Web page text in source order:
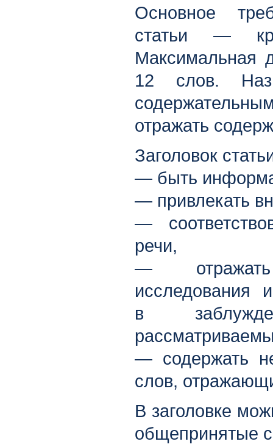
Основное
статьи —
Максимальная
12 слов.
отражать
Заголовок
— быть
— привлекать
—
речи,
—
исследования
в
— содержать
слов,
В заголовке
общепринятые